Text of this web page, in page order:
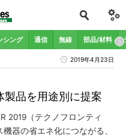
シング 通信 無線 部品/材料
2019年4月23日
製品を用途別に提案
2019（テクノフロンティ
器の省エネ化につながる、